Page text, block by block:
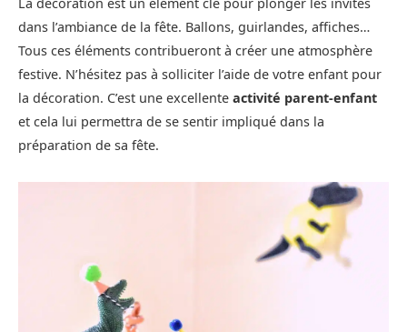
La décoration est un élément clé pour plonger les invités
dans l’ambiance de la fête. Ballons, guirlandes, affiches…
Tous ces éléments contribueront à créer une atmosphère
festive. N’hésitez pas à solliciter l’aide de votre enfant pour
la décoration. C’est une excellente activité parent-enfant
et cela lui permettra de se sentir impliqué dans la
préparation de sa fête.